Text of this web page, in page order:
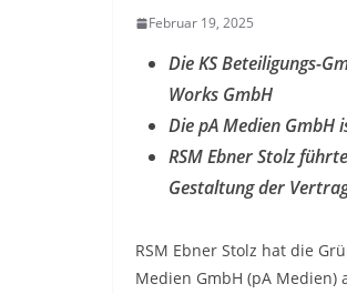
Februar 19, 2025
Die KS Beteiligungs-
Works GmbH
Die pA Medien
RSM Ebner Stolz
Gestaltung der
RSM Ebner Stolz hat die
Medien GmbH (pA Medien)